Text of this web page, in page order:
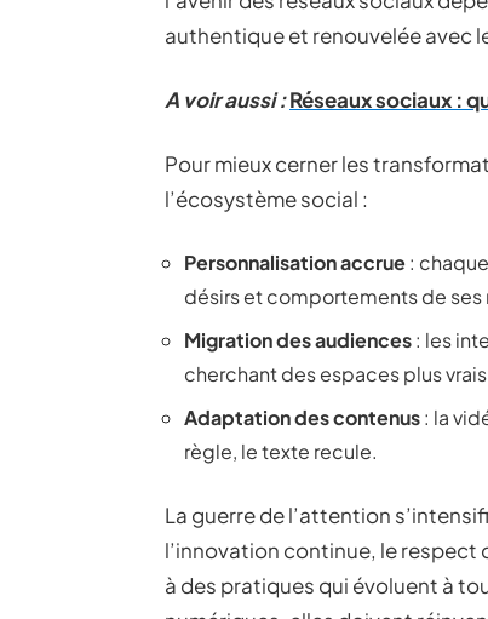
authentique et renouvelée avec
A voir aussi :Réseaux sociaux :
Pour mieux cerner les
l’écosystème social :
Personnalisation accrue:
désirs et comportements de ses
Migration des audiences: les
cherchant des espaces plus
Adaptation des contenus: la
règle, le texte recule.
La guerre de l’attention
l’innovation continue, le
à des pratiques qui évoluent à